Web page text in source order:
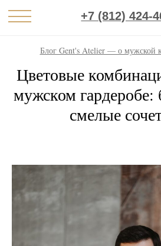
+7 (812) 424-46-69
Блог Gent's Atelier — о мужской
Цветовые
мужском гардеробе:
смелые